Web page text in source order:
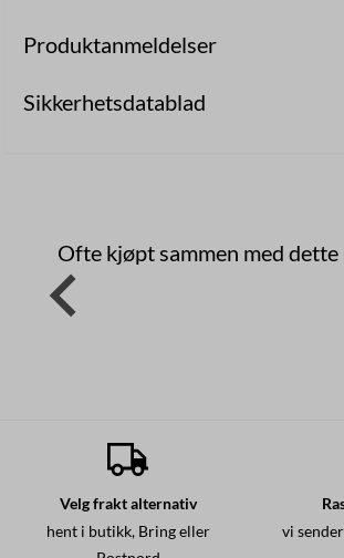
Produktanmeldelser
Sikkerhetsdatablad
Ofte kjøpt sammen med
Velg frakt alternativ
hent i butikk, Bring eller
vi